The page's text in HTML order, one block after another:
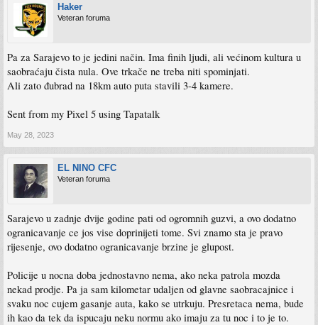
Haker
Veteran foruma
Pa za Sarajevo to je jedini način. Ima finih ljudi, ali većinom kultura u
saobraćaju čista nula. Ove trkače ne treba niti spominjati.
Ali zato đubrad na 18km auto puta stavili 3-4 kamere.
Sent from my Pixel 5 using Tapatalk
May 28, 2023
EL NINO CFC
Veteran foruma
Sarajevo u zadnje dvije godine pati od ogromnih guzvi, a ovo dodatno
ogranicavanje ce jos vise doprinijeti tome. Svi znamo sta je pravo
rijesenje, ovo dodatno ogranicavanje brzine je glupost.
Policije u nocna doba jednostavno nema, ako neka patrola mozda
nekad prodje. Pa ja sam kilometar udaljen od glavne saobracajnice i
svaku noc cujem gasanje auta, kako se utrkuju. Presretaca nema, bude
ih kao da tek da ispucaju neku normu ako imaju za tu noc i to je to.